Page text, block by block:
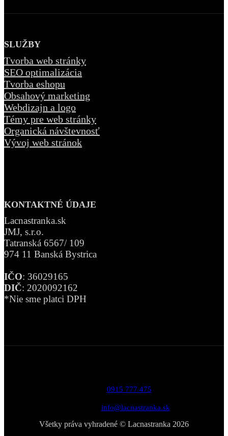
SLUŽBY
Tvorba web stránky
SEO optimalizácia
Tvorba eshopu
Obsahový marketing
Webdizajn a logo
Témy pre web stránky
Organická návštevnosť
Vývoj web stránok
KONTAKTNÉ ÚDAJE
Lacnastranka.sk
JMJ, s.r.o.
Tatranská 6567/ 109
974 11 Banská Bystrica
IČO: 36029165
DIČ: 2020092162
*Nie sme platci DPH
0915 777 475
info@lacnastranka.sk
Všetky práva vyhradené © Lacnastranka 2026